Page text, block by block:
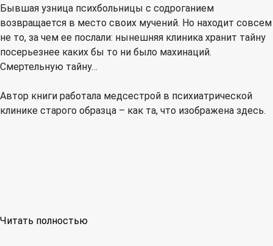
Бывшая узница психбольницы с содроганием
возвращается в место своих мучений. Но находит совсем
не то, за чем ее послали: нынешняя клиника хранит тайну
посерьезнее каких бы то ни было махинаций.
Смертельную тайну…
Автор книги работала медсестрой в психиатрической
клинике старого образца – как та, что изображена здесь.
Читать полностью